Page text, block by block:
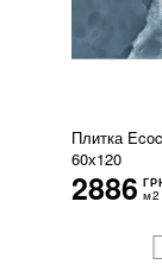
Плитка
60х120
2886 м2